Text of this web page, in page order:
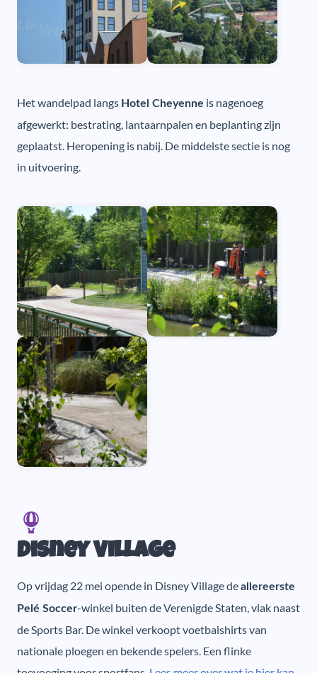
Het wandelpad langs Hotel Cheyenne is nagenoeg
afgewerkt: bestrating, lantaarnpalen en beplanting zijn
geplaatst. Heropening is nabij. De middelste sectie is nog
in uitvoering.
Disney Village
Op vrijdag 22 mei opende in Disney Village deallereerste
Pelé Soccer-winkel buiten de Verenigde Staten, vlak naast
de Sports Bar. De winkel verkoopt voetbalshirts van
nationale ploegen en bekende spelers. Een flinke